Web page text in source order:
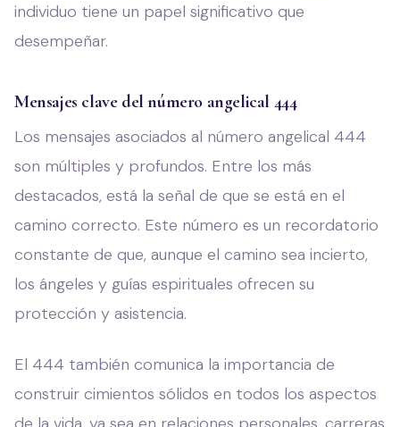
individuo tiene un papel significativo que
desempeñar.
Mensajes clave del número angelical 444
Los mensajes asociados al número angelical 444
son múltiples y profundos. Entre los más
destacados, está la señal de que se está en el
camino correcto. Este número es un recordatorio
constante de que, aunque el camino sea incierto,
los ángeles y guías espirituales ofrecen su
protección y asistencia.
El 444 también comunica la importancia de
construir cimientos sólidos en todos los aspectos